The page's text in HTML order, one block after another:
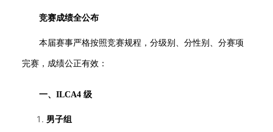
竞赛成绩全公布
本届赛事严格按照竞赛规程，分级别、分性别、分赛项
完赛，成绩公正有效：
一、ILCA4 级
男子组